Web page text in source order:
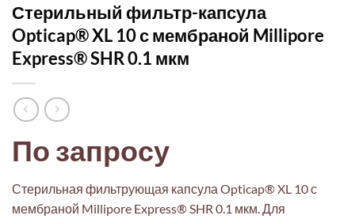
Стерильный фильтр-капсула
Opticap® XL 10 с мембраной Millipore
Express® SHR 0.1 мкм
По запросу
Стерильная фильтрующая капсула Opticap® XL 10 с
мембраной Millipore Express® SHR 0.1 мкм. Для